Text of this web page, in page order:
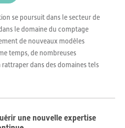
se poursuit dans le secteur de
le domaine du comptage
de nouveaux modèles
temps, de nombreuses
dans des domaines tels
une nouvelle expertise